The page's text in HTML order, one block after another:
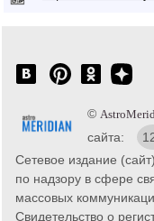
©
сайта:
Сетевое издание
по надзору в сфере
массовых
Свидетельство о